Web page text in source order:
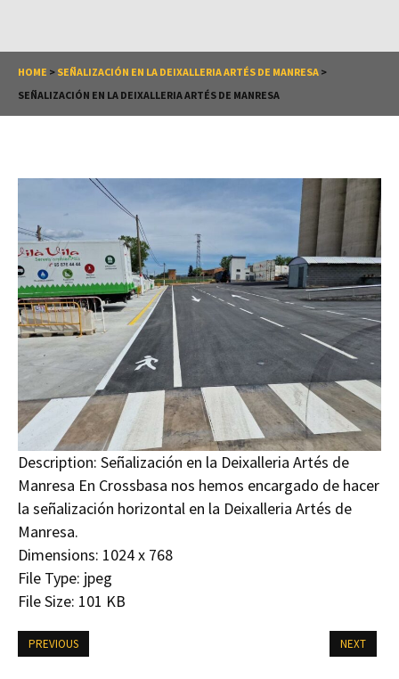
HOME > SEÑALIZACIÓN EN LA DEIXALLERIA ARTÉS DE MANRESA >
SEÑALIZACIÓN EN LA DEIXALLERIA ARTÉS DE MANRESA
Description: Señalización en la Deixalleria Artés de
Manresa En Crossbasa nos hemos encargado de hacer
la señalización horizontal en la Deixalleria Artés de
Manresa.
Dimensions: 1024 x 768
File Type: jpeg
File Size: 101 KB
PREVIOUS NEXT